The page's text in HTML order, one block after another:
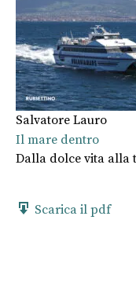
Salvatore Lauro
Il mare dentro
Dalla dolce vita alla
Scarica il pdf